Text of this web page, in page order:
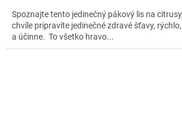
Spoznajte tento jedinečný pákový lis na
chvíle pripravíte jedinečné zdravé šťavy,
a účinne. To všetko hravo...